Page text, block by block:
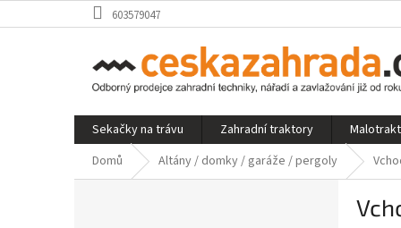
na
603579047
Sekačky na trávu Zahradní traktory
Domů
Altány / domky / garáže / pergoly